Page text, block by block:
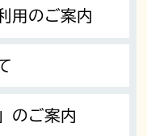
用のご案内
のご案内